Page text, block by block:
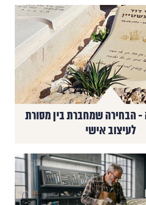
הבחירה שמחברת בין מסורת
לעיצוב אישי